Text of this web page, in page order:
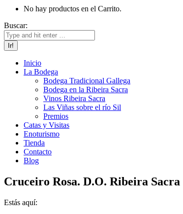
No hay productos en el Carrito.
Buscar:
Inicio
La Bodega
Bodega Tradicional Gallega
Bodega en la Ribeira Sacra
Vinos Ribeira Sacra
Las Viñas sobre el río Sil
Premios
Catas y Visitas
Enoturismo
Tienda
Contacto
Blog
Cruceiro Rosa. D.O. Ribeira Sacra
Estás aquí: